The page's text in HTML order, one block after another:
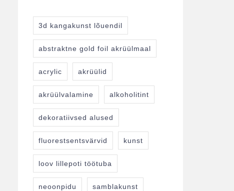
3d kangakunst lõuendil
abstraktne gold foil akrüülmaal
acrylic akrüülid
akrüülvalamine alkoholitint
dekoratiivsed alused
fluorestsentsvärvid kunst
loov lillepoti töötuba
neoonpidu samblakunst